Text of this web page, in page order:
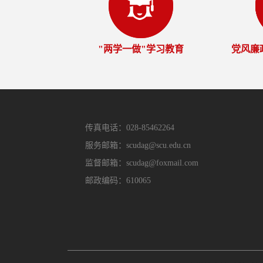
"两学一做"学习教育 党风廉
传真电话：028-85462264
服务邮箱：scudag@scu.edu.cn
监督邮箱：scudag@foxmail.com
邮政编码：610065